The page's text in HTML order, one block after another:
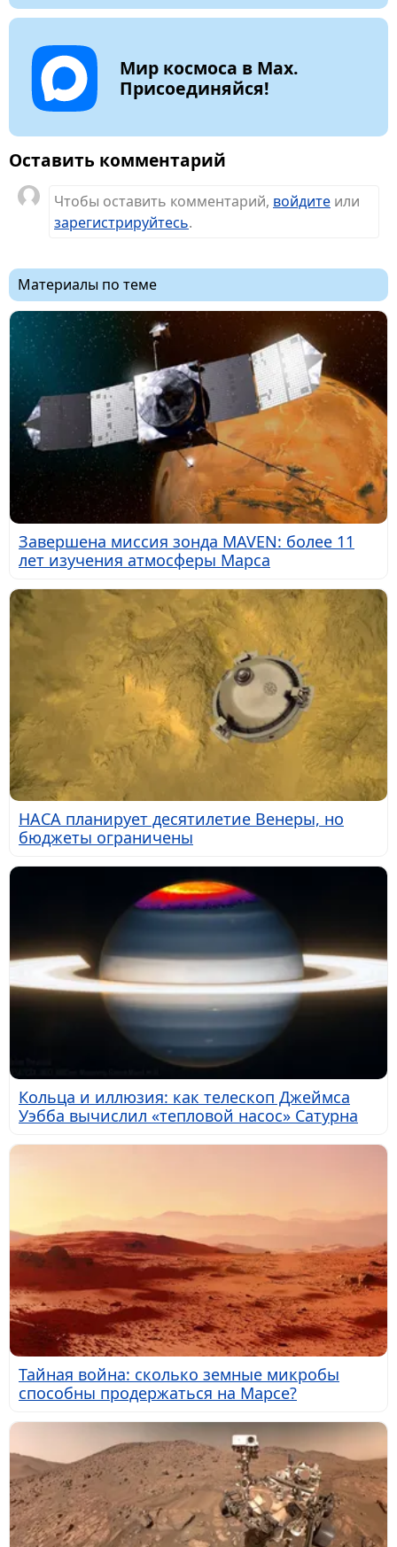
Мир космоса в Max.
Присоединяйся!
Оставить комментарий
Чтобы оставить комментарий, войдите или
зарегистрируйтесь.
Материалы по теме
Завершена миссия зонда MAVEN: более 11
лет изучения атмосферы Марса
НАСА планирует десятилетие Венеры, но
бюджеты ограничены
Кольца и иллюзия: как телескоп Джеймса
Уэбба вычислил «тепловой насос» Сатурна
Тайная война: сколько земные микробы
способны продержаться на Марсе?